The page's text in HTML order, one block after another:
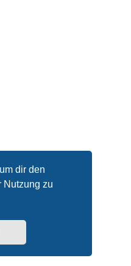
dir den
Nutzung zu